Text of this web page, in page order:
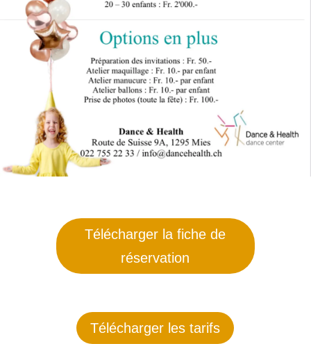
Télécharger la fiche de
réservation
Télécharger les tarifs